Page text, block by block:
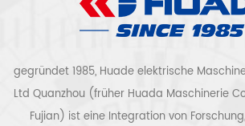
gegründet 1985, Huade elektrische
Ltd Quanzhou (früher Huada Maschinerie
Fujian) ist eine Integration von